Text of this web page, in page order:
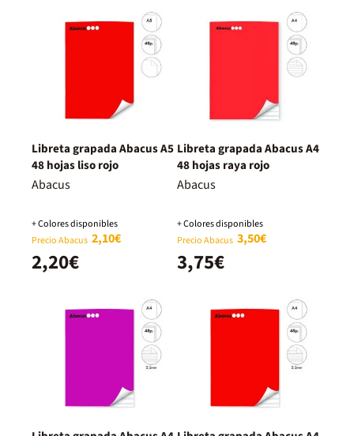
Libreta grapada Abacus A5
48 hojas liso rojo
Abacus
+ Colores disponibles
Precio Abacus 2,10€
2,20€
Libreta grapada Abacus A4
48 hojas raya rojo
Abacus
+ Colores disponibles
Precio Abacus 3,50€
3,75€